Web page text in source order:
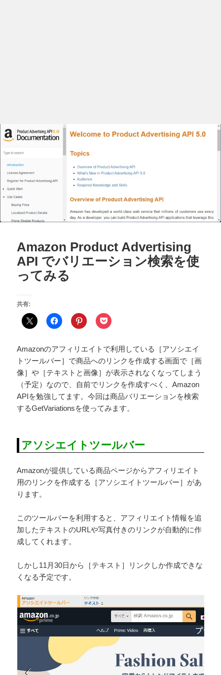
Amazon Product Advertising
API でバリエーション検索を使
ってみる
共有:
Amazonのアフィリエイトで利用している［アソシエイ
トツールバー］で商品へのリンクを作成する画面で［画
像］や［テキストと画像］が表示されなくなってしまう
（予定）なので、自前でリンクを作成すべく、Amazon
APIを勉強してます。今回は商品バリエーションを検索
するGetVariationsを使ってみます。
アソシエイトツールバー
Amazonが提供している商品ページからアフィリエイト
用のリンクを作成する［アソシエイトツールバー］があ
ります。
このツールバーを利用すると、アフィリエイト情報を追
加したテキストのURLや写真付きのリンクが自動的に作
成してくれます。
しかし11月30日から［テキスト］リンクしか作成できな
くなる予定です。